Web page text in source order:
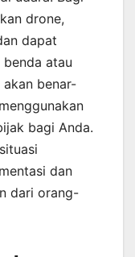
drone,
dapat
atau
benar-
bagi Anda.
dan
dari orang-